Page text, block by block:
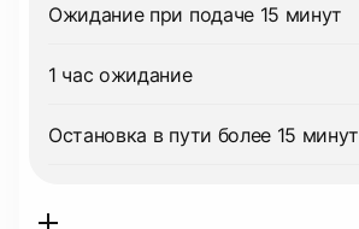
Ожидание при подаче 15 минут
1 час ожидание
Остановка в пути более 15 минут